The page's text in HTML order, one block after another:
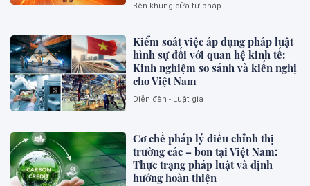
Bên khung cửa tư pháp
Kiểm soát việc áp dụng pháp luật
hình sự đối với quan hệ kinh tế:
Kinh nghiệm so sánh và kiến nghị
cho Việt Nam
Diễn đàn - Luật gia
Cơ chế pháp lý điều chỉnh thị
trường các – bon tại Việt Nam:
Thực trạng pháp luật và định
hướng hoàn thiện